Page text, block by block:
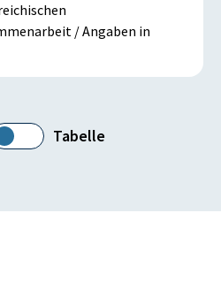
Tabelle
/ Angaben in